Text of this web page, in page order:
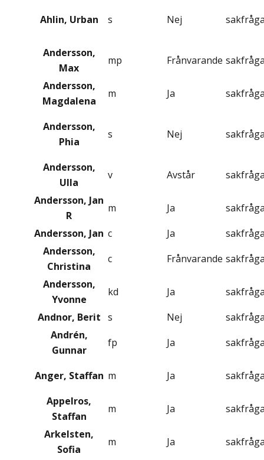
Ahlin, Urban s Nej
Andersson,
Max
mp Frånvarande
Andersson,
Magdalena
m Ja
Andersson,
Phia
s Nej
Andersson,
Ulla
v Avstår
Andersson, Jan
R
m Ja
Andersson, Jan c Ja
Andersson,
Christina
c Frånvarande
Andersson,
Yvonne
kd Ja
Andnor, Berit s Nej
Andrén,
Gunnar
fp Ja
Anger, Staffan m Ja
Appelros,
Staffan
m Ja
Arkelsten,
Sofia
m Ja